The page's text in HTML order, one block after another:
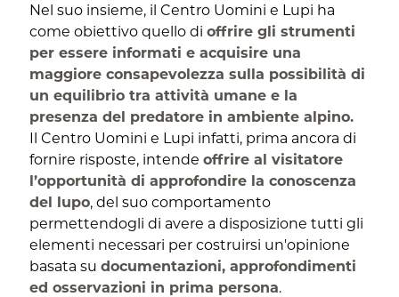
Nel suo insieme, il Centro Uomini e Lupi ha
come obiettivo quello dioffrire gli strumenti
per essere informati e acquisire una
maggiore consapevolezza sulla possibilità di
un equilibrio tra attività umane e la
presenza del predatore in ambiente alpino.
Il Centro Uomini e Lupi infatti, prima ancora di
fornire risposte, intendeoffrire al visitatore
l’opportunità di approfondire la conoscenza
del lupo, del suo comportamento
permettendogli di avere a disposizione tutti gli
elementi necessari per costruirsi un'opinione
basata sudocumentazioni, approfondimenti
ed osservazioni in prima persona.